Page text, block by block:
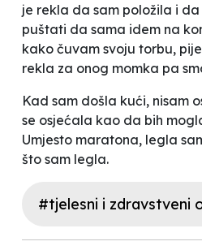
je rekla da sam položila i
puštati da sama idem na
kako čuvam svoju torbu,
rekla za onog momka pa
Kad sam došla kući, nisam
se osjećala kao da bih
Umjesto maratona, legla
što sam legla.
#tjelesni i zdravstveni